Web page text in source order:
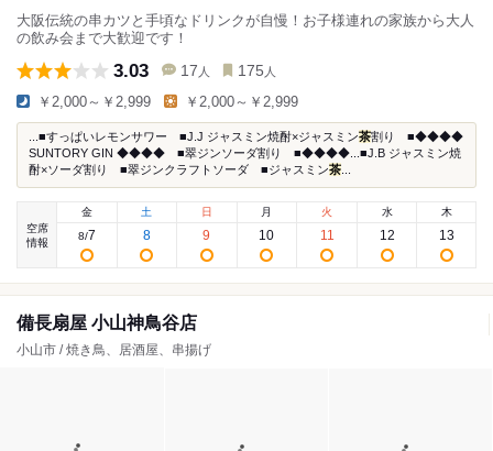
大阪伝統の串カツと手頃なドリンクが自慢！お子様連れの家族から大人
の飲み会まで大歓迎です！
3.03 17 人 175 人
￥2,000～￥2,999 ￥2,000～￥2,999
...■すっぱいレモンサワー ■J.J ジャスミン焼酎×ジャスミン茶割り ■◆◆◆◆
SUNTORY GIN ◆◆◆◆ ■翠ジンソーダ割り ■◆◆◆◆...■J.B ジャスミン焼
酎×ソーダ割り ■翠ジンクラフトソーダ ■ジャスミン茶
空席
情報
金
8/7
土
8
日
9
月
10
火
11
水
12
木
13
備長扇屋 小山神鳥谷店
小山市 / 焼き鳥、居酒屋、串揚げ